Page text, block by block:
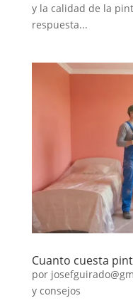
y la calidad de la
respuesta...
Cuanto cuesta
por
y consejos